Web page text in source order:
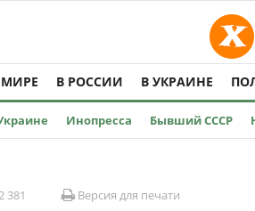
МИРЕ В РОССИИ В УКРАИНЕ
Инопресса Бывший СССР
381 Версия для печати